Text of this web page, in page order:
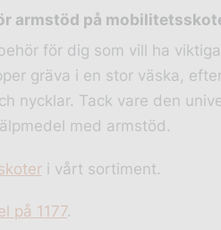
armstöd på
för dig som vill ha
gräva i en stor väska,
nycklar. Tack vare den
med armstöd.
i vårt sortiment.
på 1177.